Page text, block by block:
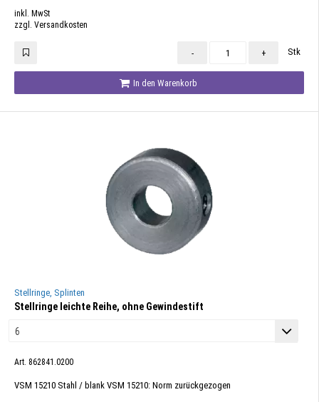
inkl. MwSt
zzgl. Versandkosten
- + Stk
In den Warenkorb
Stellringe, Splinten
Stellringe leichte Reihe, ohne Gewindestift
Art. 862841.0200
VSM 15210 Stahl / blank VSM 15210: Norm zurückgezogen